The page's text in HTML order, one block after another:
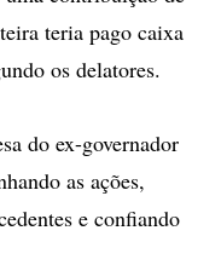
teria pago caixa
os delatores.
do ex-governador
as ações,
e confiando